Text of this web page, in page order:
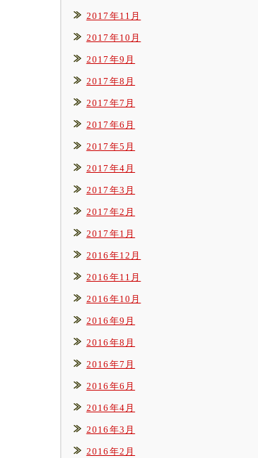
2017年11月
2017年10月
2017年9月
2017年8月
2017年7月
2017年6月
2017年5月
2017年4月
2017年3月
2017年2月
2017年1月
2016年12月
2016年11月
2016年10月
2016年9月
2016年8月
2016年7月
2016年6月
2016年4月
2016年3月
2016年2月